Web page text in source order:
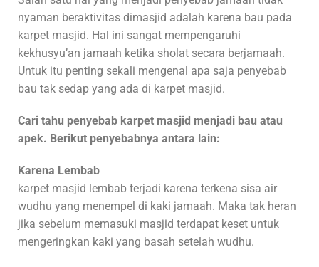
nyaman beraktivitas dimasjid adalah karena bau pada
karpet masjid. Hal ini sangat mempengaruhi
kekhusyu’an jamaah ketika sholat secara berjamaah.
Untuk itu penting sekali mengenal apa saja penyebab
bau tak sedap yang ada di karpet masjid.
Cari tahu penyebab karpet masjid menjadi bau atau
apek. Berikut penyebabnya antara lain:
Karena Lembab
karpet masjid lembab terjadi karena terkena sisa air
wudhu yang menempel di kaki jamaah. Maka tak heran
jika sebelum memasuki masjid terdapat keset untuk
mengeringkan kaki yang basah setelah wudhu.